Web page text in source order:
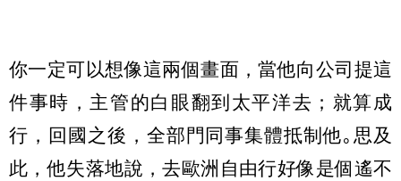
你一定可以想像這兩個畫面，當他向公司提這
件事時，主管的白眼翻到太平洋去；就算成
行，回國之後，全部門同事集體抵制他｡思及
此，他失落地說，去歐洲自由行好像是個遙不